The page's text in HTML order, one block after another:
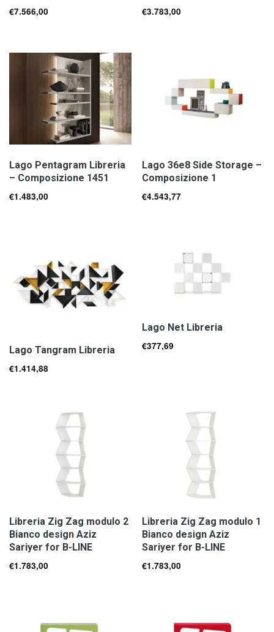
€7.566,00
€3.783,00
Lago Pentagram Libreria
– Composizione 1451
€1.483,00
Lago 36e8 Side Storage –
Composizione 1
€4.543,77
Lago Tangram Libreria
€1.414,88
Lago Net Libreria
€377,69
Libreria Zig Zag modulo 2
Bianco design Aziz
Sariyer for B-LINE
€1.783,00
Libreria Zig Zag modulo 1
Bianco design Aziz
Sariyer for B-LINE
€1.783,00